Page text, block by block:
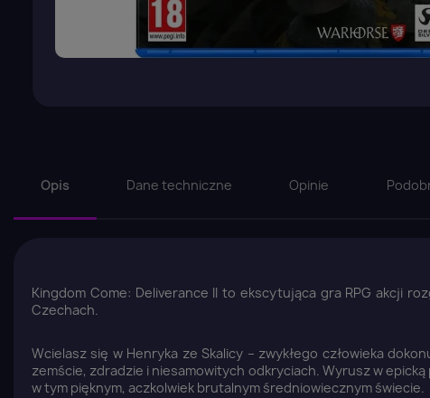
Opis Dane techniczne Opinie
Kingdom Come: Deliverance II to ekscytująca gra RPG akcji
Czechach.
Wcielasz się w Henryka ze Skalicy – zwykłego człowieka
zemście, zdradzie i niesamowitych odkryciach. Wyrusz w
w tym pięknym, aczkolwiek brutalnym średniowiecznym świecie.